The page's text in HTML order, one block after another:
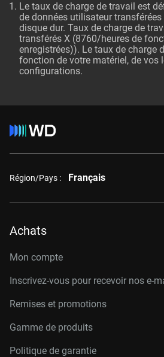
Le taux de charge de travail est
de données utilisateur
disque dur. Taux de charge de
transférés X (8760/heures de
enregistrées)). Le taux de charge
fonction de votre matériel, de vos
configurations.
Région/Pays : Français
Achats
Mon compte
Inscrivez-vous pour recevoir nos e-
Remises et promotions
Gamme de produits
Politique de garantie